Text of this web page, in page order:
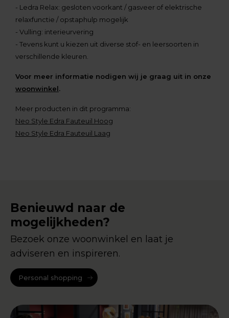
- Ledra Relax: gesloten voorkant / gasveer of elektrische
relaxfunctie / opstaphulp mogelijk
- Vulling: interieurvering
- Tevens kunt u kiezen uit diverse stof- en leersoorten in
verschillende kleuren.
Voor meer informatie nodigen wij je graag uit in onze
woonwinkel.
Meer producten in dit programma:
Neo Style Edra Fauteuil Hoog
Neo Style Edra Fauteuil Laag
Benieuwd naar de
mogelijkheden?
Bezoek onze woonwinkel en laat je
adviseren en inspireren.
Personal shopping